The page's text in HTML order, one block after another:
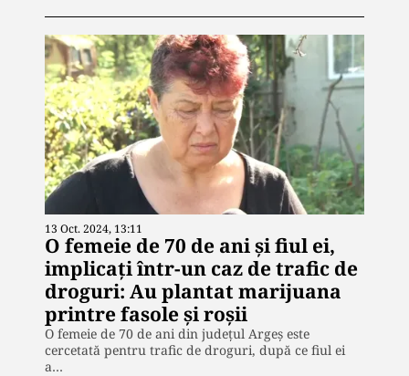
13 Oct. 2024, 13:11
O femeie de 70 de ani și fiul ei,
implicați într-un caz de trafic de
droguri: Au plantat marijuana
printre fasole și roșii
O femeie de 70 de ani din județul Argeș este
cercetată pentru trafic de droguri, după ce fiul ei
a…